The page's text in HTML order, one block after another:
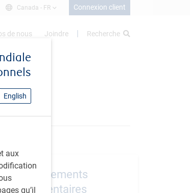
Canada - FR Connexion client
de nous Joindre Recherche
English
aux
qu’il
Renseignements
supplémentaires